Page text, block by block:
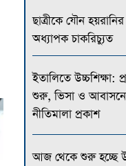
ছাত্রীকে যৌন
অধ্যাপক চাকরিচ্যুত
ইতালিতে উচ্চশিক্ষা:
শুরু, ভিসা ও
নীতিমালা প্রকাশ
আজ থেকে শুরু হচ্ছে